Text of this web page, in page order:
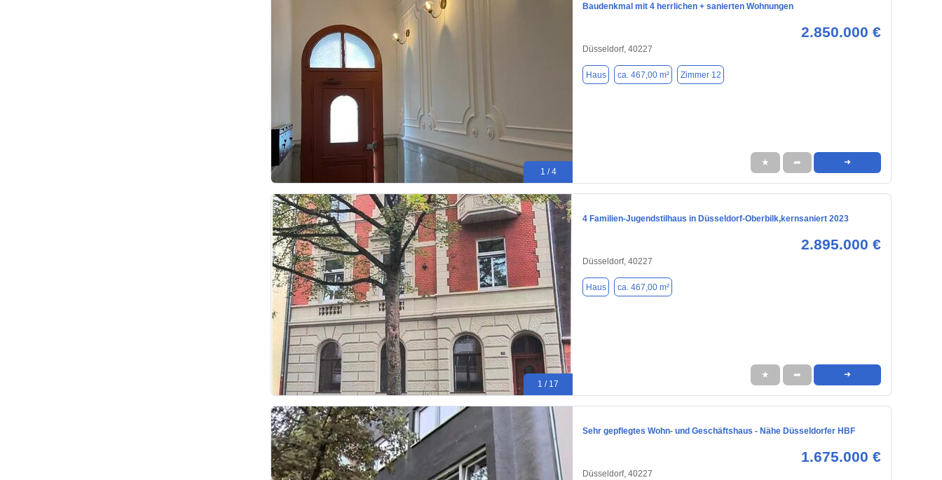
1 / 4
Baudenkmal mit 4 herrlichen + sanierten Wohnungen
2.850.000 €
Düsseldorf, 40227
Haus ca. 467,00 m² Zimmer 12
★ ➦ ➜
1 / 17
4 Familien-Jugendstilhaus in Düsseldorf-Oberbilk,kernsaniert 2023
2.895.000 €
Düsseldorf, 40227
Haus ca. 467,00 m²
★ ➦ ➜
Sehr gepflegtes Wohn- und Geschäftshaus - Nähe Düsseldorfer HBF
1.675.000 €
Düsseldorf, 40227